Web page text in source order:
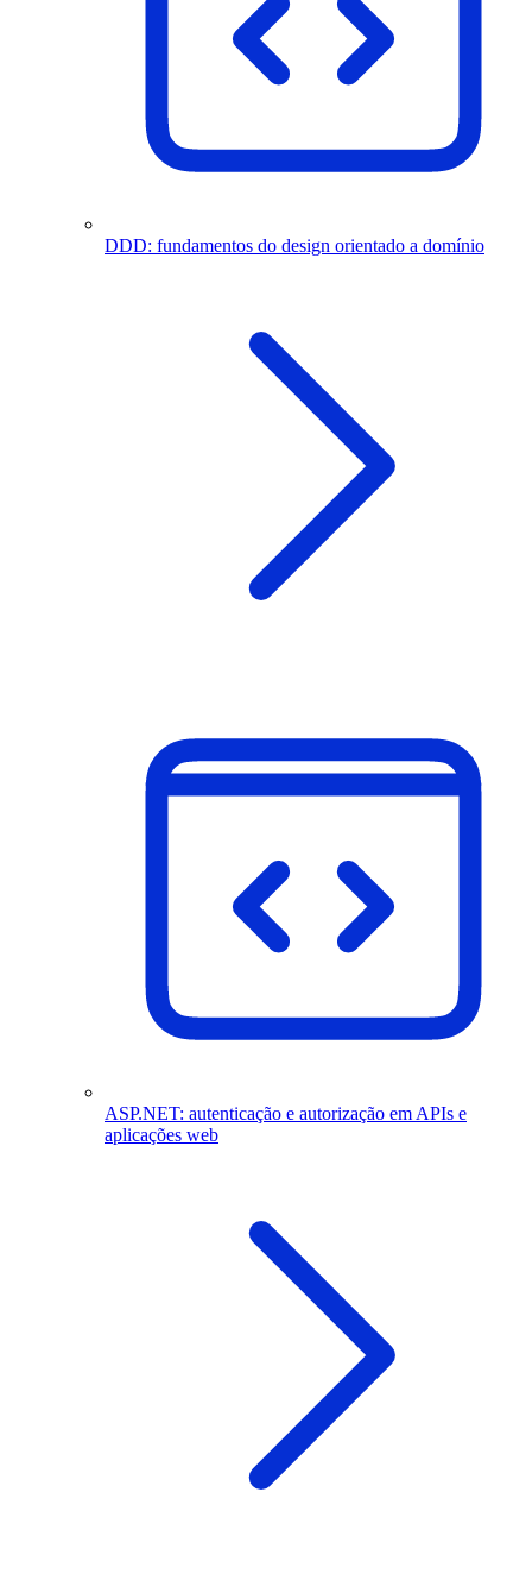
DDD: fundamentos do design orientado a domínio
ASP.NET: autenticação e autorização em APIs e
aplicações web